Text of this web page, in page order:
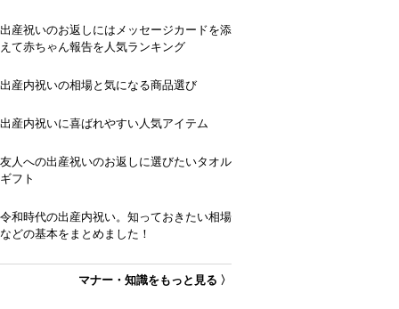
出産祝いのお返しにはメッセージカードを添
えて赤ちゃん報告を人気ランキング
出産内祝いの相場と気になる商品選び
出産内祝いに喜ばれやすい人気アイテム
友人への出産祝いのお返しに選びたいタオル
ギフト
令和時代の出産内祝い。知っておきたい相場
などの基本をまとめました！
マナー・知識をもっと見る 〉